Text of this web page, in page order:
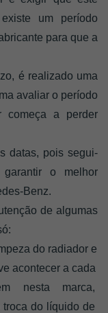
um período
para que a
é realizado uma
avaliar o período
começa a perder
datas, pois segui-
garantir o melhor
Benz.
de algumas
do radiador e
acontecer a cada
nesta marca,
do líquido de